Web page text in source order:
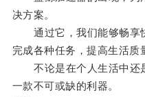
决方案。
通过它，我们能够畅享
完成各种任务，提高生活质
不论是在个人生活中还
一款不可或缺的利器。